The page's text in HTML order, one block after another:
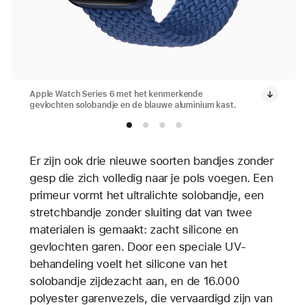
Apple Watch Series 6 met het kenmerkende
gevlochten solobandje en de blauwe aluminium kast.
Er zijn ook drie nieuwe soorten bandjes zonder
gesp die zich volledig naar je pols voegen. Een
primeur vormt het ultralichte solobandje, een
stretchbandje zonder sluiting dat van twee
materialen is gemaakt: zacht silicone en
gevlochten garen. Door een speciale UV-
behandeling voelt het silicone van het
solobandje zijdezacht aan, en de 16.000
polyester garenvezels, die vervaardigd zijn van